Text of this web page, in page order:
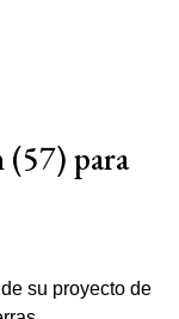
(57) para